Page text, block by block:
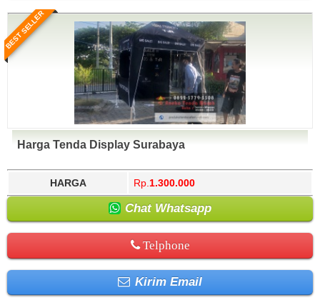
BEST SELLER
Harga Tenda Display Surabaya
HARGA Rp. 1.300.000
Chat Whatsapp
Telphone
Kirim Email